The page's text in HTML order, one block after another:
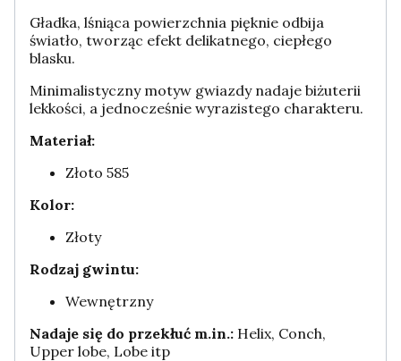
Gładka, lśniąca powierzchnia pięknie odbija
światło, tworząc efekt delikatnego, ciepłego
blasku.
Minimalistyczny motyw gwiazdy nadaje biżuterii
lekkości, a jednocześnie wyrazistego charakteru.
Materiał:
Złoto 585
Kolor:
Złoty
Rodzaj gwintu:
Wewnętrzny
Nadaje się do przekłuć m.in.: Helix, Conch,
Upper lobe, Lobe itp